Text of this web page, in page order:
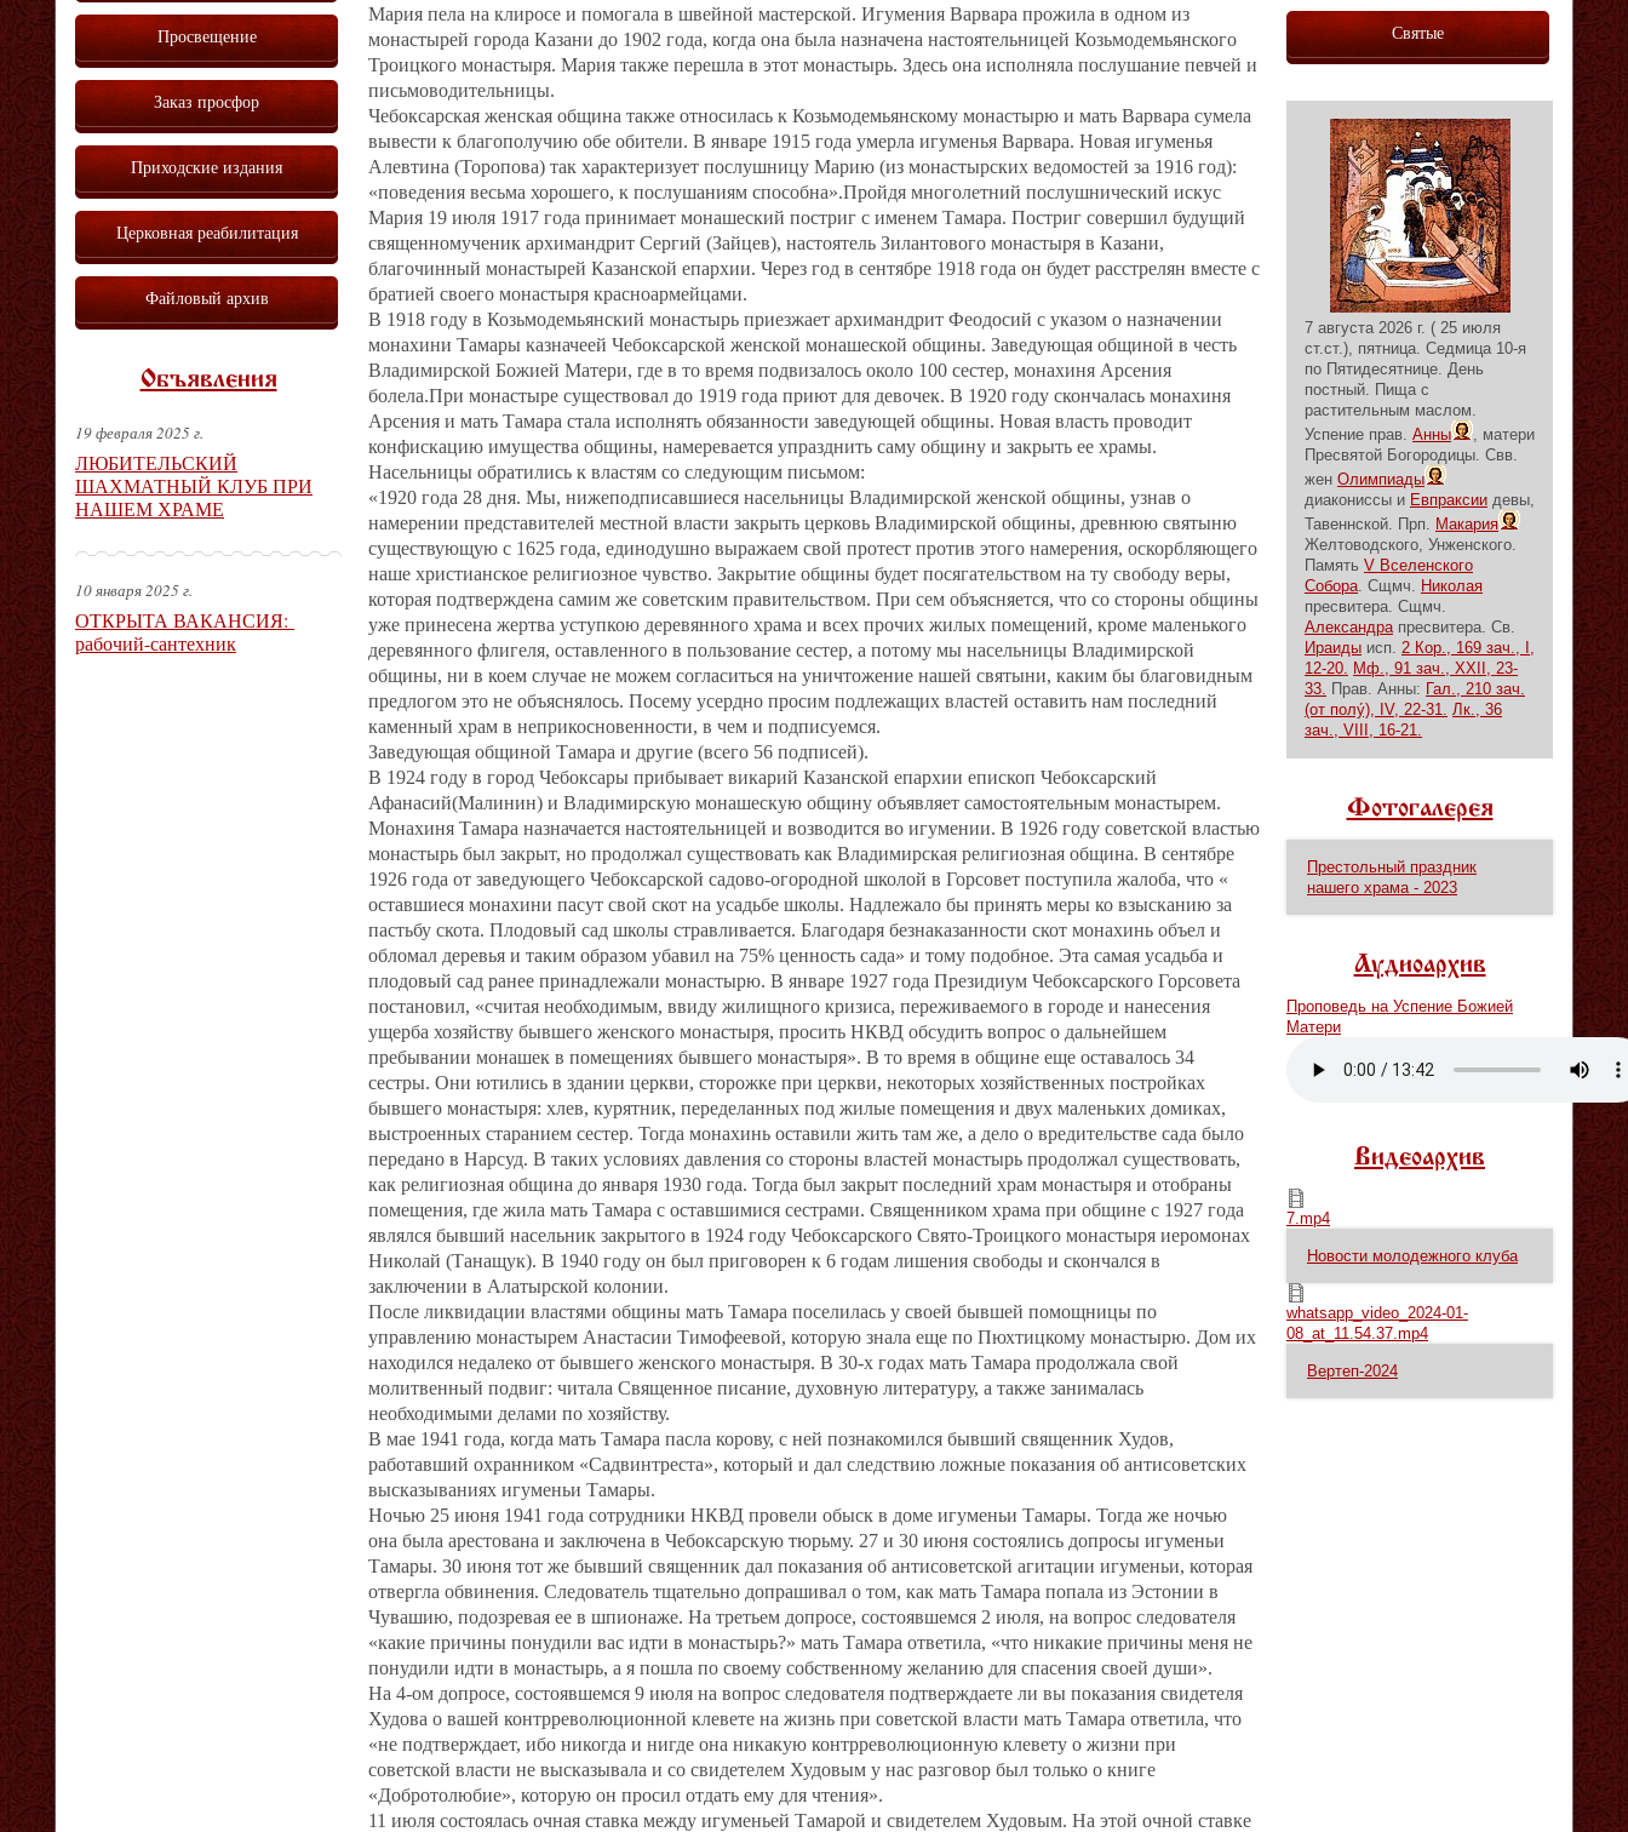
Мария пела на клиросе и помогала в швейной мастерской. Игумения Варвара прожила в одном из
монастырей города Казани до 1902 года, когда она была назначена настоятельницей Козьмодемьянского
Троицкого монастыря. Мария также перешла в этот монастырь. Здесь она исполняла послушание певчей и
письмоводительницы.
Чебоксарская женская община также относилась к Козьмодемьянскому монастырю и мать Варвара сумела
вывести к благополучию обе обители. В январе 1915 года умерла игуменья Варвара. Новая игуменья
Алевтина (Торопова) так характеризует послушницу Марию (из монастырских ведомостей за 1916 год):
«поведения весьма хорошего, к послушаниям способна».Пройдя многолетний послушнический искус
Мария 19 июля 1917 года принимает монашеский постриг с именем Тамара. Постриг совершил будущий
священномученик архимандрит Сергий (Зайцев), настоятель Зилантового монастыря в Казани,
благочинный монастырей Казанской епархии. Через год в сентябре 1918 года он будет расстрелян вместе с
братией своего монастыря красноармейцами.
В 1918 году в Козьмодемьянский монастырь приезжает архимандрит Феодосий с указом о назначении
монахини Тамары казначеей Чебоксарской женской монашеской общины. Заведующая общиной в честь
Владимирской Божией Матери, где в то время подвизалось около 100 сестер, монахиня Арсения
болела.При монастыре существовал до 1919 года приют для девочек. В 1920 году скончалась монахиня
Арсения и мать Тамара стала исполнять обязанности заведующей общины. Новая власть проводит
конфискацию имущества общины, намеревается упразднить саму общину и закрыть ее храмы.
Насельницы обратились к властям со следующим письмом:
«1920 года 28 дня. Мы, нижеподписавшиеся насельницы Владимирской женской общины, узнав о
намерении представителей местной власти закрыть церковь Владимирской общины, древнюю святыню
существующую с 1625 года, единодушно выражаем свой протест против этого намерения, оскорбляющего
наше христианское религиозное чувство. Закрытие общины будет посягательством на ту свободу веры,
которая подтверждена самим же советским правительством. При сем объясняется, что со стороны общины
уже принесена жертва уступкою деревянного храма и всех прочих жилых помещений, кроме маленького
деревянного флигеля, оставленного в пользование сестер, а потому мы насельницы Владимирской
общины, ни в коем случае не можем согласиться на уничтожение нашей святыни, каким бы благовидным
предлогом это не объяснялось. Посему усердно просим подлежащих властей оставить нам последний
каменный храм в неприкосновенности, в чем и подписуемся.
Заведующая общиной Тамара и другие (всего 56 подписей).
В 1924 году в город Чебоксары прибывает викарий Казанской епархии епископ Чебоксарский
Афанасий(Малинин) и Владимирскую монашескую общину объявляет самостоятельным монастырем.
Монахиня Тамара назначается настоятельницей и возводится во игумении. В 1926 году советской властью
монастырь был закрыт, но продолжал существовать как Владимирская религиозная община. В сентябре
1926 года от заведующего Чебоксарской садово-огородной школой в Горсовет поступила жалоба, что «
оставшиеся монахини пасут свой скот на усадьбе школы. Надлежало бы принять меры ко взысканию за
пастьбу скота. Плодовый сад школы стравливается. Благодаря безнаказанности скот монахинь объел и
обломал деревья и таким образом убавил на 75% ценность сада» и тому подобное. Эта самая усадьба и
плодовый сад ранее принадлежали монастырю. В январе 1927 года Президиум Чебоксарского Горсовета
постановил, «считая необходимым, ввиду жилищного кризиса, переживаемого в городе и нанесения
ущерба хозяйству бывшего женского монастыря, просить НКВД обсудить вопрос о дальнейшем
пребывании монашек в помещениях бывшего монастыря». В то время в общине еще оставалось 34
сестры. Они ютились в здании церкви, сторожке при церкви, некоторых хозяйственных постройках
бывшего монастыря: хлев, курятник, переделанных под жилые помещения и двух маленьких домиках,
выстроенных старанием сестер. Тогда монахинь оставили жить там же, а дело о вредительстве сада было
передано в Нарсуд. В таких условиях давления со стороны властей монастырь продолжал существовать,
как религиозная община до января 1930 года. Тогда был закрыт последний храм монастыря и отобраны
помещения, где жила мать Тамара с оставшимися сестрами. Священником храма при общине с 1927 года
являлся бывший насельник закрытого в 1924 году Чебоксарского Свято-Троицкого монастыря иеромонах
Николай (Танащук). В 1940 году он был приговорен к 6 годам лишения свободы и скончался в
заключении в Алатырской колонии.
После ликвидации властями общины мать Тамара поселилась у своей бывшей помощницы по
управлению монастырем Анастасии Тимофеевой, которую знала еще по Пюхтицкому монастырю. Дом их
находился недалеко от бывшего женского монастыря. В 30-х годах мать Тамара продолжала свой
молитвенный подвиг: читала Священное писание, духовную литературу, а также занималась
необходимыми делами по хозяйству.
В мае 1941 года, когда мать Тамара пасла корову, с ней познакомился бывший священник Худов,
работавший охранником «Садвинтреста», который и дал следствию ложные показания об антисоветских
высказываниях игуменьи Тамары.
Ночью 25 июня 1941 года сотрудники НКВД провели обыск в доме игуменьи Тамары. Тогда же ночью
она была арестована и заключена в Чебоксарскую тюрьму. 27 и 30 июня состоялись допросы игуменьи
Тамары. 30 июня тот же бывший священник дал показания об антисоветской агитации игуменьи, которая
отвергла обвинения. Следователь тщательно допрашивал о том, как мать Тамара попала из Эстонии в
Чувашию, подозревая ее в шпионаже. На третьем допросе, состоявшемся 2 июля, на вопрос следователя
«какие причины понудили вас идти в монастырь?» мать Тамара ответила, «что никакие причины меня не
понудили идти в монастырь, а я пошла по своему собственному желанию для спасения своей души».
На 4-ом допросе, состоявшемся 9 июля на вопрос следователя подтверждаете ли вы показания свидетеля
Худова о вашей контрреволюционной клевете на жизнь при советской власти мать Тамара ответила, что
«не подтверждает, ибо никогда и нигде она никакую контрреволюционную клевету о жизни при
советской власти не высказывала и со свидетелем Худовым у нас разговор был только о книге
«Добротолюбие», которую он просил отдать ему для чтения».
11 июля состоялась очная ставка между игуменьей Тамарой и свидетелем Худовым. На этой очной ставке
Просвещение
Заказ просфор
Приходские издания
Церковная реабилитация
Файловый архив
Объявления
19 февраля 2025 г.
ЛЮБИТЕЛЬСКИЙ
ШАХМАТНЫЙ КЛУБ ПРИ
НАШЕМ ХРАМЕ
10 января 2025 г.
ОТКРЫТА ВАКАНСИЯ:
рабочий-сантехник
Святые
7 августа 2026 г. ( 25 июля
ст.ст.), пятница. Седмица 10-я
по Пятидесятнице. День
постный. Пища с
растительным маслом.
Успение прав. Анны
, матери
Пресвятой Богородицы. Свв.
жен Олимпиады
диакониссы и Евпраксии девы,
Тавеннской. Прп. Макария
Желтоводского, Унженского.
Память V Вселенского
Собора. Сщмч. Николая
пресвитера. Сщмч.
Александрапресвитера. Св.
Ираиды исп. 2 Кор., 169 зач., I,
12-20. Мф., 91 зач., XXII, 23-
33. Прав. Анны: Гал., 210 зач.
(от полу́), IV, 22-31. Лк., 36
зач., VIII, 16-21.
Фотогалерея
Престольный праздник
нашего храма - 2023
Аудиоархив
Проповедь на Успение Божией
Матери
Видеоархив
7.mp4
7.mp4
Новости молодежного клуба
whatsapp_video_2024-01-08_at_11.54.37.mp4
whatsapp_video_2024-01-
08_at_11.54.37.mp4
Вертеп-2024